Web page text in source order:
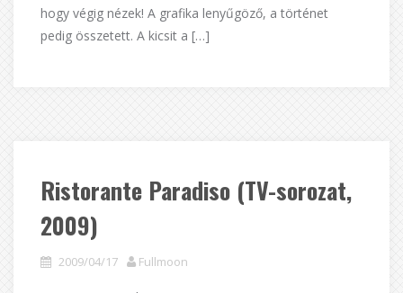
hogy végig nézek! A grafika lenyűgöző, a történet
pedig összetett. A kicsit a […]
Ristorante Paradiso (TV-sorozat,
2009)
2009/04/17 Fullmoon